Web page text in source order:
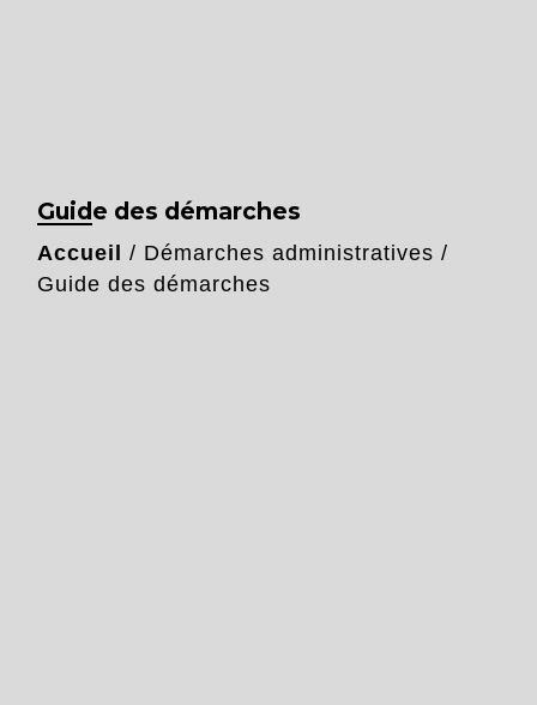
Guide des démarches
Accueil / Démarches administratives /
Guide des démarches